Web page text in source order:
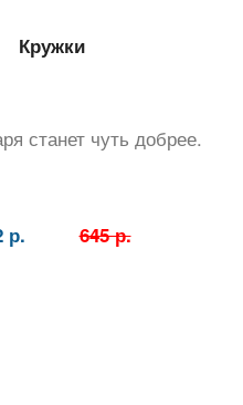
Кружки
станет чуть добрее.
р. 645 р.